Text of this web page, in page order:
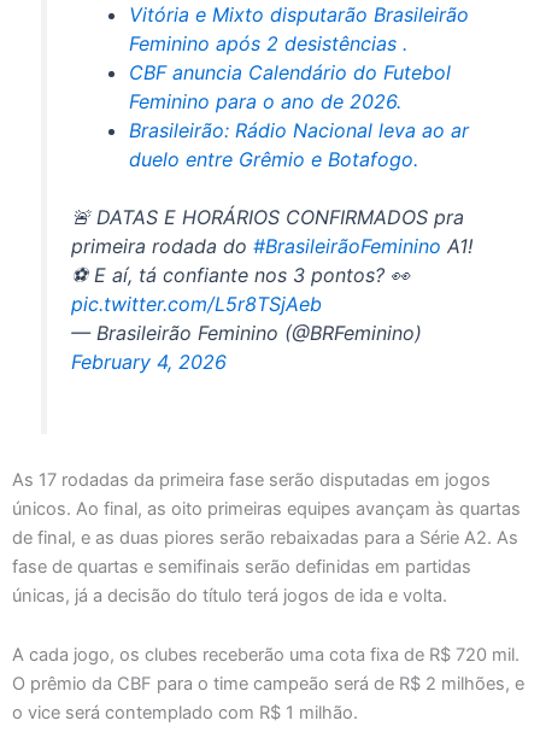
Vitória e Mixto disputarão Brasileirão
Feminino após 2 desistências .
CBF anuncia Calendário do Futebol
Feminino para o ano de 2026.
Brasileirão: Rádio Nacional leva ao ar
duelo entre Grêmio e Botafogo.
🚨 DATAS E HORÁRIOS CONFIRMADOS pra
primeira rodada do#BrasileirãoFeminino A1!
⚽ E aí, tá confiante nos 3 pontos? 👀
pic.twitter.com/L5r8TSjAeb
— Brasileirão Feminino (@BRFeminino)
February 4, 2026
As 17 rodadas da primeira fase serão disputadas em jogos
únicos. Ao final, as oito primeiras equipes avançam às quartas
de final, e as duas piores serão rebaixadas para a Série A2. As
fase de quartas e semifinais serão definidas em partidas
únicas, já a decisão do título terá jogos de ida e volta.
A cada jogo, os clubes receberão uma cota fixa de R$ 720 mil.
O prêmio da CBF para o time campeão será de R$ 2 milhões, e
o vice será contemplado com R$ 1 milhão.